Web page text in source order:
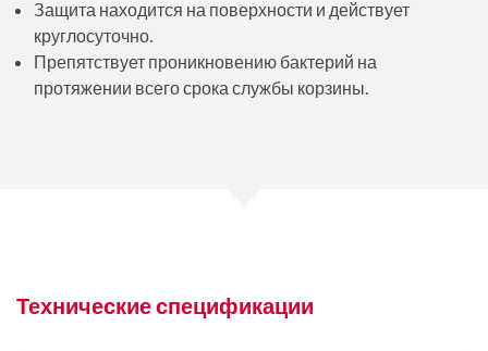
Защита находится на поверхности и действует
круглосуточно.
Препятствует проникновению бактерий на
протяжении всего срока службы корзины.
Технические спецификации